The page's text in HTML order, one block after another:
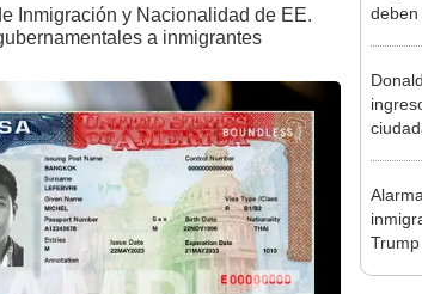
Inmigración y Nacionalidad de EE.
a inmigrantes
deben
Trump